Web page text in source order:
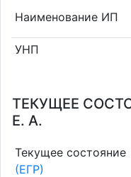
Наименование ИП
УНП
ТЕКУЩЕЕ
Е. А.
Текущее состояние
(ЕГР)